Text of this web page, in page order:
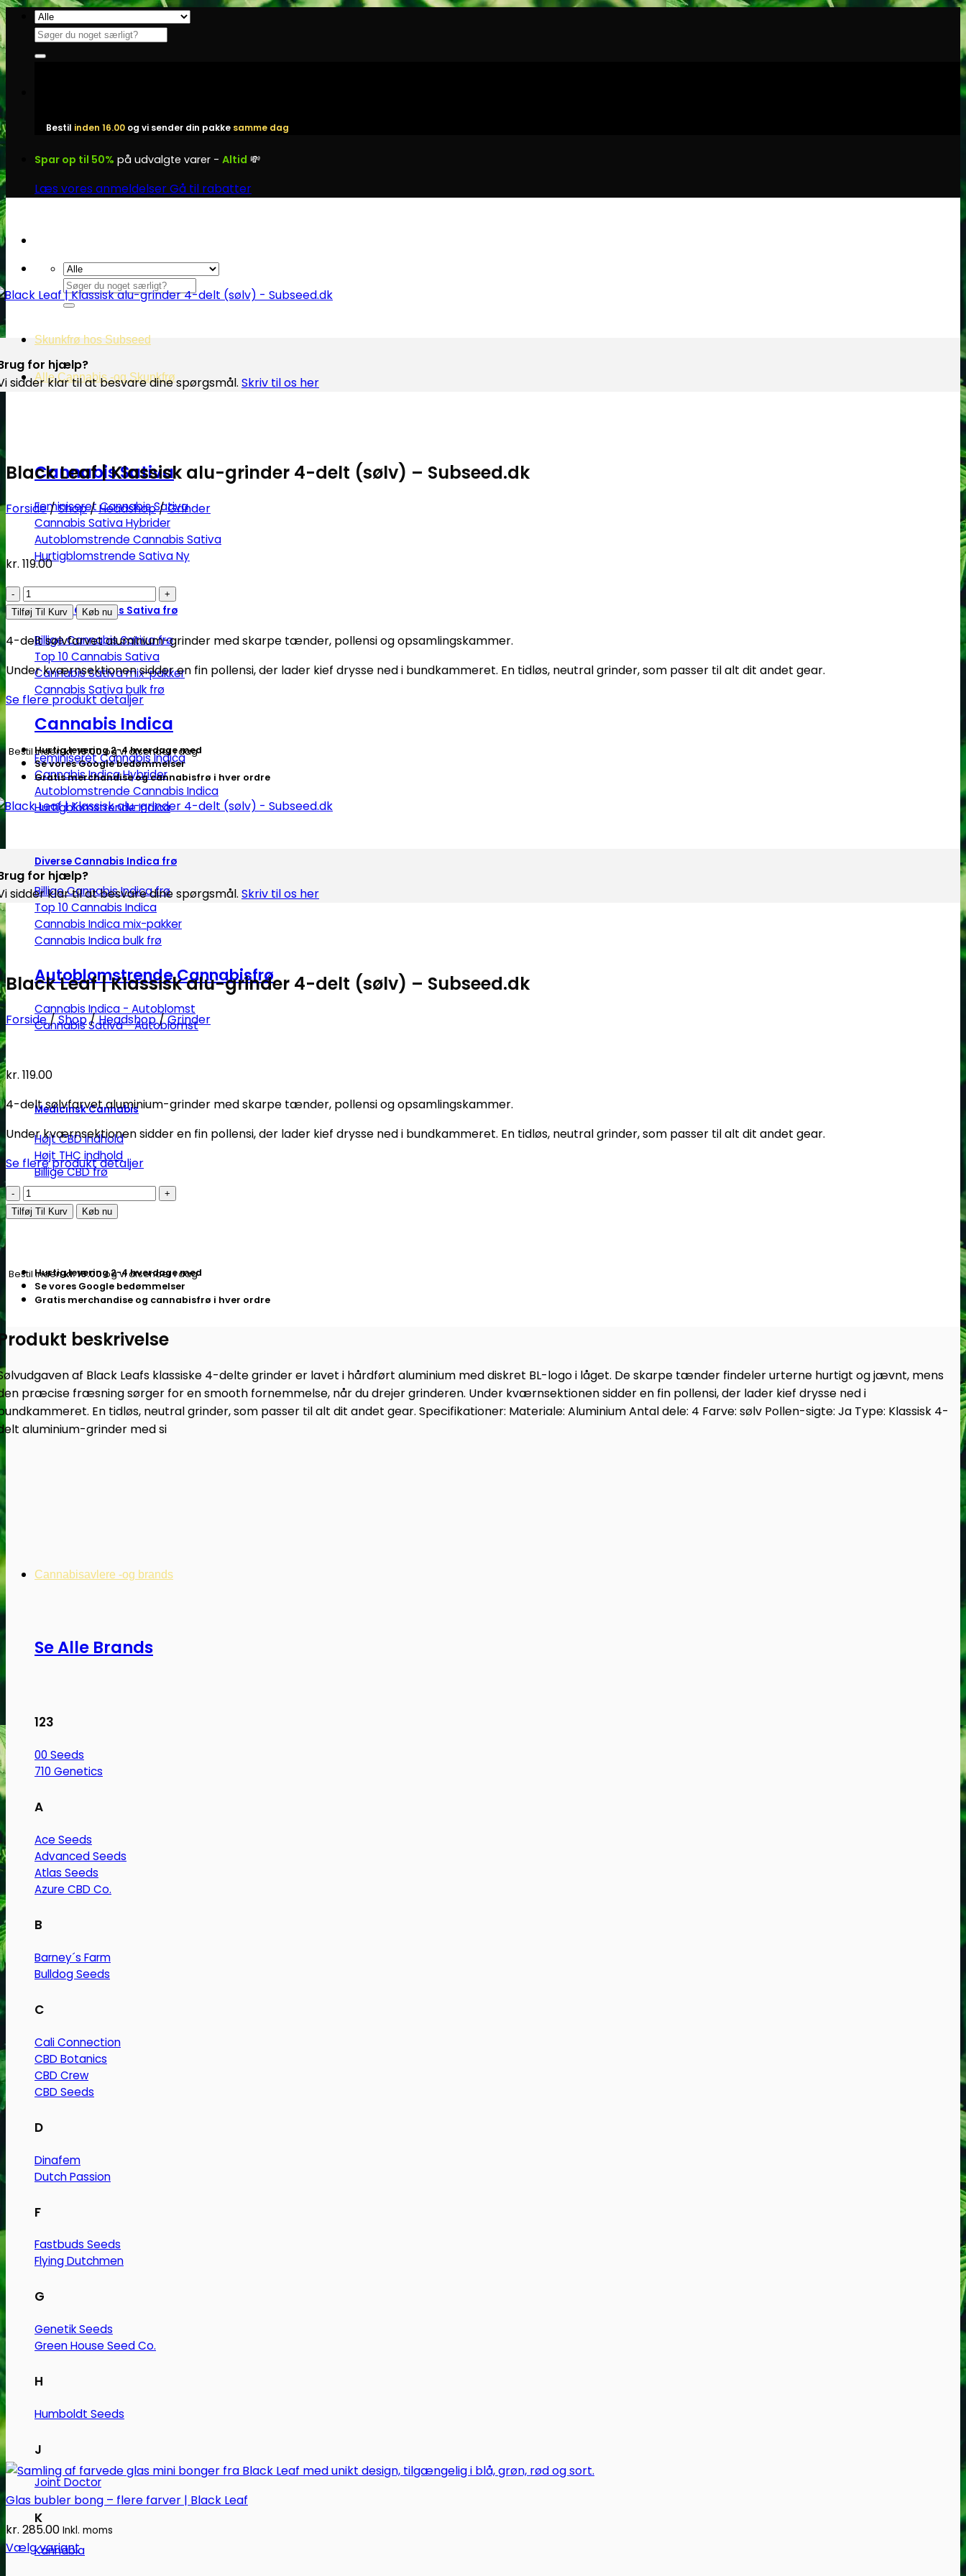
Fortsæt
indhold
Søg
efter:
Bestil inden 16.00 og vi sender din pakke samme dag
Spar op til 50% på udvalgte varer - Altid 💸
Læs vores anmeldelserGå til rabatter
Søg
efter:
Skunkfrø hos Subseed
Alle Cannabis -og Skunkfrø
Cannabis Sativa
Feminiseret Cannabis Sativa
Cannabis Sativa Hybrider
Autoblomstrende Cannabis Sativa
Hurtigblomstrende Sativa
Diverse Cannabis Sativa frø
Billige Cannabis Sativa frø
Top 10 Cannabis Sativa
Cannabis Sativa mix-pakker
Cannabis Sativa bulk frø
Cannabis Indica
Feminiseret Cannabis Indica
Cannabis Indica Hybrider
Autoblomstrende Cannabis Indica
Hurtigblomstrende Indica
Diverse Cannabis Indica frø
Billige Cannabis Indica frø
Top 10 Cannabis Indica
Cannabis Indica mix-pakker
Cannabis Indica bulk frø
Autoblomstrende Cannabisfrø
Cannabis Indica - Autoblomst
Cannabis Sativa - Autoblomst
Medicinsk Cannabis
Højt CBD indhold
Højt THC indhold
Billige CBD frø
Cannabisavlere -og brands
Se Alle Brands
123
00 Seeds
710 Genetics
A
Ace Seeds
Advanced Seeds
Atlas Seeds
Azure CBD Co.
B
Barney´s Farm
Bulldog Seeds
C
Cali Connection
CBD Botanics
CBD Crew
CBD Seeds
D
Dinafem
Dutch Passion
F
Fastbuds Seeds
Flying Dutchmen
G
Genetik Seeds
Green House Seed Co.
H
Humboldt Seeds
J
Joint Doctor
K
Kannabia
for hjælp?
sidder klar til at besvare dine spørgsmål. Skriv til os her
Black Leaf | Klassisk alu-grinder 4-delt (sølv) – Subseed.dk
Forside/Shop/Headshop/Grinder
kr. 119.00
Black
Leaf
Klassisk
alu-
grinder
4-
delt
(sølv)
-
Subseed.dk
antal
Tilføj Til Kurv Køb nu
4-delt sølvfarvet aluminium-grinder med skarpe tænder, pollensi og opsamlingskammer.
Under kværnsektionen sidder en fin pollensi, der lader kief drysse ned i bundkammeret. En tidløs, neutral grinder, som passer til alt dit andet gear.
Se flere produkt detaljer
Bestil indenkl. 16.00og vi afsender i dag
Hurtig levering 2-4 hverdage med
Se vores Google bedømmelser
Gratis merchandise og cannabisfrø i hver ordre
for hjælp?
sidder klar til at besvare dine spørgsmål. Skriv til os her
Black Leaf | Klassisk alu-grinder 4-delt (sølv) – Subseed.dk
Forside/Shop/Headshop/Grinder
kr. 119.00
4-delt sølvfarvet aluminium-grinder med skarpe tænder, pollensi og opsamlingskammer.
Under kværnsektionen sidder en fin pollensi, der lader kief drysse ned i bundkammeret. En tidløs, neutral grinder, som passer til alt dit andet gear.
Se flere produkt detaljer
Black
Leaf
grinder
4-
(sølv)
Subseed.dk
antal
Tilføj Til Kurv Køb nu
Bestil indenkl. 16.00og vi afsender i dag
Hurtig levering 2-4 hverdage med
Se vores Google bedømmelser
Gratis merchandise og cannabisfrø i hver ordre
beskrivelse
af Black Leafs klassiske 4-delte grinder er lavet i hårdført aluminium med diskret BL-logo i låget. De skarpe tænder findeler urterne hurtigt og jævnt, mens
præcise fræsning sørger for en smooth fornemmelse, når du drejer grinderen. Under kværnsektionen sidder en fin pollensi, der lader kief drysse ned i
En tidløs, neutral grinder, som passer til alt dit andet gear. Specifikationer: Materiale: Aluminium Antal dele: 4 Farve: sølv Pollen-sigte: Ja Type: Klassisk 4-
aluminium-grinder med si
Glas bubler bong – flere farver | Black Leaf
kr. 285.00 Inkl. moms
Vælg variant